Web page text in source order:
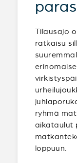
Tilausajo
ratkaisu
ryhmä
aikataulut
loppuun.